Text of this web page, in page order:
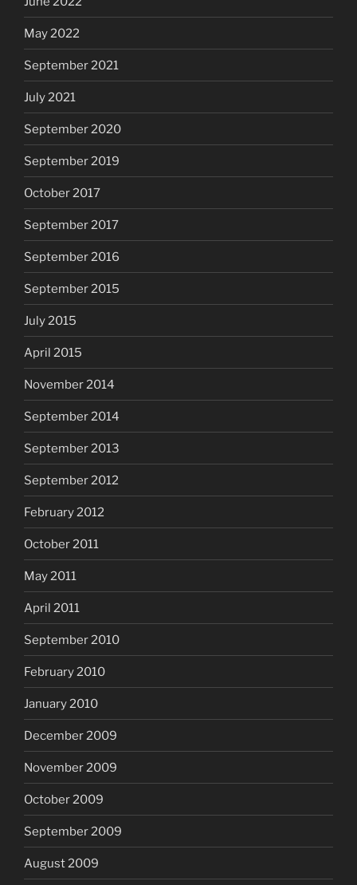
May 2022
September 2021
July 2021
September 2020
September 2019
October 2017
September 2017
September 2016
September 2015
July 2015
April 2015
November 2014
September 2014
September 2013
September 2012
February 2012
October 2011
May 2011
April 2011
September 2010
February 2010
January 2010
December 2009
November 2009
October 2009
September 2009
August 2009